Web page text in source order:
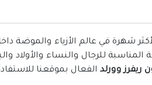
شهرة في عالم الأزياء والموضة
للرجال والنساء والأولاد
ريفرز وورلد الفعال بموقعنا